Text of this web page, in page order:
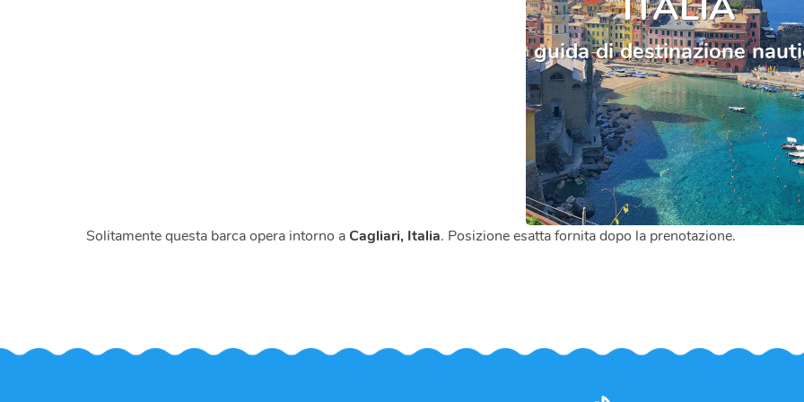
guida di destinazione
Solitamente questa barca opera intorno a Cagliari, Italia. Posizione esatta fornita dopo la prenotazione.